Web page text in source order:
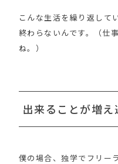
こんな生活を繰り返して
終わらないんです。（仕
ね。）
出来ることが増え
僕の場合、独学でフリー